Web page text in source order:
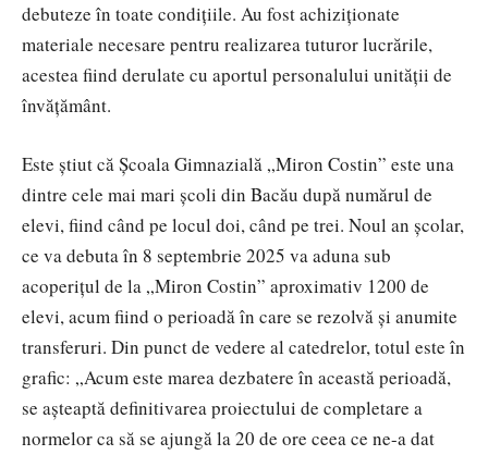
debuteze în toate condițiile. Au fost achiziționate
materiale necesare pentru realizarea tuturor lucrările,
acestea fiind derulate cu aportul personalului unității de
învățământ.
Este știut că Școala Gimnazială „Miron Costin” este una
dintre cele mai mari școli din Bacău după numărul de
elevi, fiind când pe locul doi, când pe trei. Noul an școlar,
ce va debuta în 8 septembrie 2025 va aduna sub
acoperițul de la „Miron Costin” aproximativ 1200 de
elevi, acum fiind o perioadă în care se rezolvă și anumite
transferuri. Din punct de vedere al catedrelor, totul este în
grafic: „Acum este marea dezbatere în această perioadă,
se așteaptă definitivarea proiectului de completare a
normelor ca să se ajungă la 20 de ore ceea ce ne-a dat